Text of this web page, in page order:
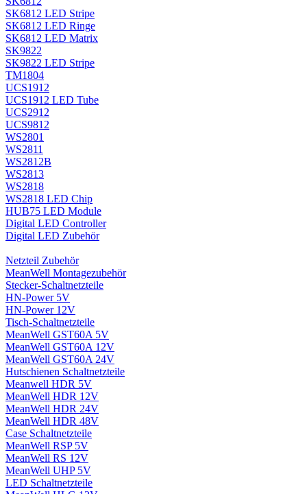
SK6812 LED Stripe
SK6812 LED Ringe
SK6812 LED Matrix
SK9822
SK9822 LED Stripe
TM1804
UCS1912
UCS1912 LED Tube
UCS2912
UCS9812
WS2801
WS2811
WS2812B
WS2813
WS2818
WS2818 LED Chip
HUB75 LED Module
Digital LED Controller
Digital LED Zubehör
Netzteil Zubehör
MeanWell Montagezubehör
Stecker-Schaltnetzteile
HN-Power 5V
HN-Power 12V
Tisch-Schaltnetzteile
MeanWell GST60A 5V
MeanWell GST60A 12V
MeanWell GST60A 24V
Hutschienen Schaltnetzteile
Meanwell HDR 5V
MeanWell HDR 12V
MeanWell HDR 24V
MeanWell HDR 48V
Case Schaltnetzteile
MeanWell RSP 5V
MeanWell RS 12V
MeanWell UHP 5V
LED Schaltnetzteile